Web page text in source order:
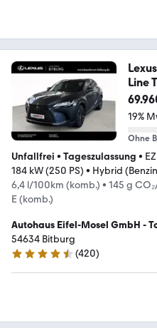
Line
19%
Ohne
Unfallfrei • Tageszulassung •
184 kW (250 PS) • Hybrid
6,4 l/100km (komb.) • 145 g
E (komb.)
Autohaus Eifel-Mosel GmbH -
Vertragshändler
54634 Bitburg
4.4 Sterne
(420)